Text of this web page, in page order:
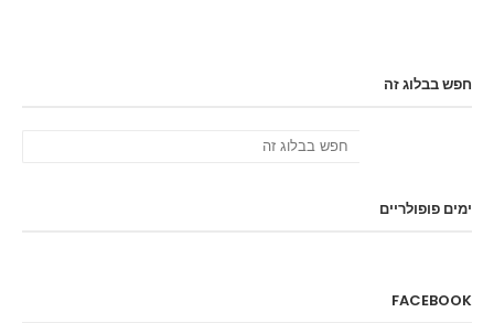
חפש בבלוג זה
ימים פופולריים
FACEBOOK